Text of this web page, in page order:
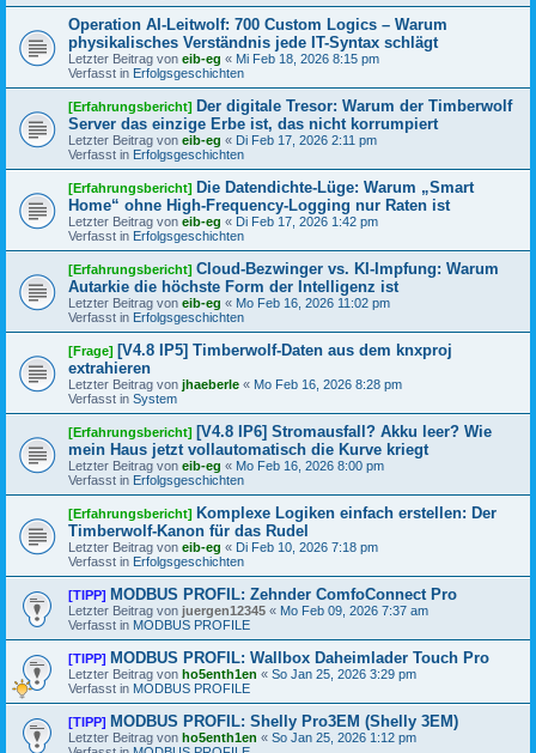
Operation AI-Leitwolf: 700 Custom Logics – Warum
physikalisches Verständnis jede IT-Syntax schlägt
Letzter Beitrag von eib-eg « Mi Feb 18, 2026 8:15 pm
Verfasst in Erfolgsgeschichten
[Erfahrungsbericht] Der digitale Tresor: Warum der Timberwolf
Server das einzige Erbe ist, das nicht korrumpiert
Letzter Beitrag von eib-eg « Di Feb 17, 2026 2:11 pm
Verfasst in Erfolgsgeschichten
[Erfahrungsbericht] Die Datendichte-Lüge: Warum „Smart
Home“ ohne High-Frequency-Logging nur Raten ist
Letzter Beitrag von eib-eg « Di Feb 17, 2026 1:42 pm
Verfasst in Erfolgsgeschichten
[Erfahrungsbericht] Cloud-Bezwinger vs. KI-Impfung: Warum
Autarkie die höchste Form der Intelligenz ist
Letzter Beitrag von eib-eg « Mo Feb 16, 2026 11:02 pm
Verfasst in Erfolgsgeschichten
[Frage] [V4.8 IP5] Timberwolf-Daten aus dem knxproj
extrahieren
Letzter Beitrag von jhaeberle « Mo Feb 16, 2026 8:28 pm
Verfasst in System
[Erfahrungsbericht] [V4.8 IP6] Stromausfall? Akku leer? Wie
mein Haus jetzt vollautomatisch die Kurve kriegt
Letzter Beitrag von eib-eg « Mo Feb 16, 2026 8:00 pm
Verfasst in Erfolgsgeschichten
[Erfahrungsbericht] Komplexe Logiken einfach erstellen: Der
Timberwolf-Kanon für das Rudel
Letzter Beitrag von eib-eg « Di Feb 10, 2026 7:18 pm
Verfasst in Erfolgsgeschichten
[TIPP] MODBUS PROFIL: Zehnder ComfoConnect Pro
Letzter Beitrag von juergen12345 « Mo Feb 09, 2026 7:37 am
Verfasst in MODBUS PROFILE
[TIPP] MODBUS PROFIL: Wallbox Daheimlader Touch Pro
Letzter Beitrag von ho5enth1en « So Jan 25, 2026 3:29 pm
Verfasst in MODBUS PROFILE
[TIPP] MODBUS PROFIL: Shelly Pro3EM (Shelly 3EM)
Letzter Beitrag von ho5enth1en « So Jan 25, 2026 1:12 pm